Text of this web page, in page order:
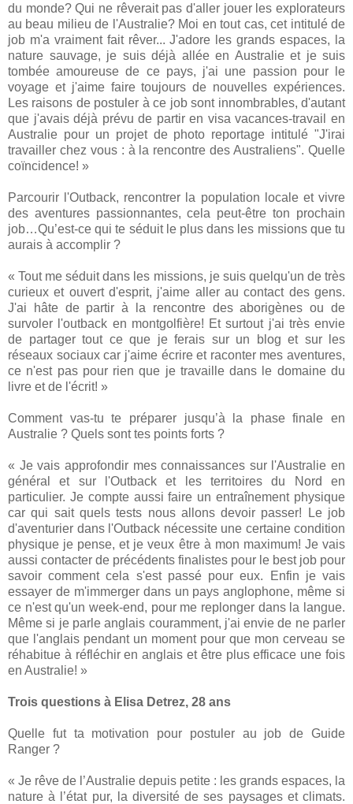
du monde? Qui ne rêverait pas d'aller jouer les explorateurs
au beau milieu de l'Australie? Moi en tout cas, cet intitulé de
job m'a vraiment fait rêver... J'adore les grands espaces, la
nature sauvage, je suis déjà allée en Australie et je suis
tombée amoureuse de ce pays, j'ai une passion pour le
voyage et j'aime faire toujours de nouvelles expériences.
Les raisons de postuler à ce job sont innombrables, d'autant
que j'avais déjà prévu de partir en visa vacances-travail en
Australie pour un projet de photo reportage intitulé "J'irai
travailler chez vous : à la rencontre des Australiens". Quelle
coïncidence! »
Parcourir l'Outback, rencontrer la population locale et vivre
des aventures passionnantes, cela peut-être ton prochain
job…Qu’est-ce qui te séduit le plus dans les missions que tu
aurais à accomplir ?
« Tout me séduit dans les missions, je suis quelqu'un de très
curieux et ouvert d'esprit, j'aime aller au contact des gens.
J'ai hâte de partir à la rencontre des aborigènes ou de
survoler l'outback en montgolfière! Et surtout j'ai très envie
de partager tout ce que je ferais sur un blog et sur les
réseaux sociaux car j'aime écrire et raconter mes aventures,
ce n'est pas pour rien que je travaille dans le domaine du
livre et de l'écrit! »
Comment vas-tu te préparer jusqu’à la phase finale en
Australie ? Quels sont tes points forts ?
« Je vais approfondir mes connaissances sur l'Australie en
général et sur l'Outback et les territoires du Nord en
particulier. Je compte aussi faire un entraînement physique
car qui sait quels tests nous allons devoir passer! Le job
d'aventurier dans l'Outback nécessite une certaine condition
physique je pense, et je veux être à mon maximum! Je vais
aussi contacter de précédents finalistes pour le best job pour
savoir comment cela s'est passé pour eux. Enfin je vais
essayer de m'immerger dans un pays anglophone, même si
ce n'est qu'un week-end, pour me replonger dans la langue.
Même si je parle anglais couramment, j'ai envie de ne parler
que l'anglais pendant un moment pour que mon cerveau se
réhabitue à réfléchir en anglais et être plus efficace une fois
en Australie! »
Trois questions à Elisa Detrez, 28 ans
Quelle fut ta motivation pour postuler au job de Guide
Ranger ?
« Je rêve de l’Australie depuis petite : les grands espaces, la
nature à l’état pur, la diversité de ses paysages et climats.